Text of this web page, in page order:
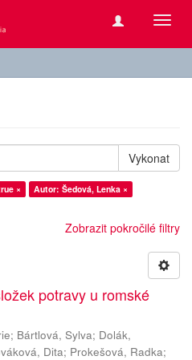
Vykonat
×
Autor: Šedová, Lenka ×
Zobrazit pokročilé filtry
potravy u romské
; Bártlová, Sylva; Dolák,
Dita; Prokešová, Radka;